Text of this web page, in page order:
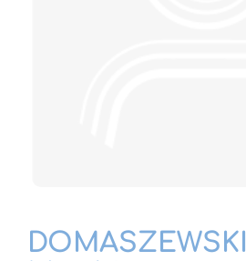
DOMASZEWSKI